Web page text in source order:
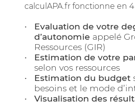
calculAPA.fr fonctionne en 4
Evaluation de votre
d’autonomie appelé
Ressources (GIR)
Estimation de votre
selon vos ressources
Estimation du budget
besoins et le mode
Visualisation des